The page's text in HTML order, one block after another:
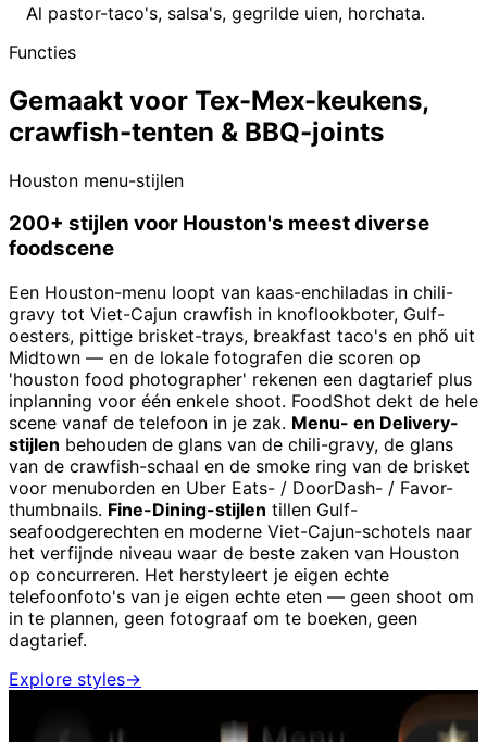
Al pastor-taco's, salsa's, gegrilde uien, horchata.
Functies
Gemaakt voor Tex-Mex-keukens,
crawfish-tenten & BBQ-joints
Houston menu-stijlen
200+ stijlen voor Houston's meest diverse
foodscene
Een Houston-menu loopt van kaas-enchiladas in chili-
gravy tot Viet-Cajun crawfish in knoflookboter, Gulf-
oesters, pittige brisket-trays, breakfast taco's en phő uit
Midtown — en de lokale fotografen die scoren op
'houston food photographer' rekenen een dagtarief plus
inplanning voor één enkele shoot. FoodShot dekt de hele
scene vanaf de telefoon in je zak. Menu- en Delivery-
stijlen behouden de glans van de chili-gravy, de glans
van de crawfish-schaal en de smoke ring van de brisket
voor menuborden en Uber Eats- / DoorDash- / Favor-
thumbnails. Fine-Dining-stijlen tillen Gulf-
seafoodgerechten en moderne Viet-Cajun-schotels naar
het verfijnde niveau waar de beste zaken van Houston
op concurreren. Het herstyleert je eigen echte
telefoonfoto's van je eigen echte eten — geen shoot om
in te plannen, geen fotograaf om te boeken, geen
dagtarief.
Explore styles→